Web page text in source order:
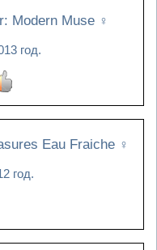
Modern Muse ♀
год.
Eau Fraiche ♀
год.